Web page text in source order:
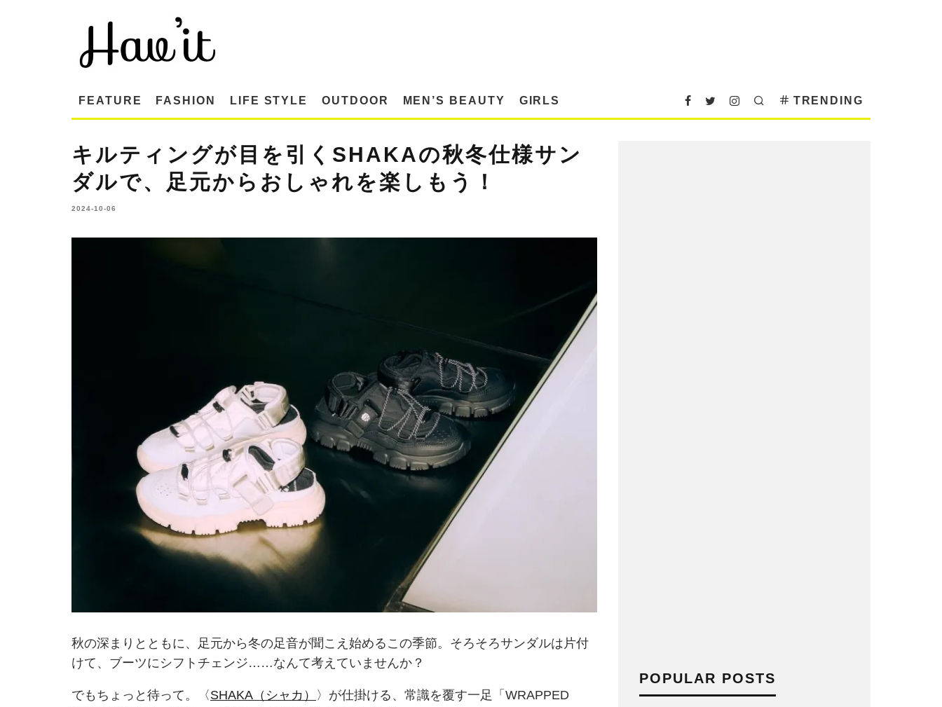
FEATURE FASHION LIFE STYLE OUTDOOR MEN’S BEAUTY GIRLS TRENDING
キルティングが目を引くSHAKAの秋冬仕様サン
ダルで、足元からおしゃれを楽しもう！
2024-10-06
秋の深まりとともに、足元から冬の足音が聞こえ始めるこの季節。そろそろサンダルは片付
けて、ブーツにシフトチェンジ……なんて考えていませんか？
でもちょっと待って。〈 SHAKA（シャカ）
〉が仕掛ける、常識を覆す一足「WRAPPED
POPULAR POSTS